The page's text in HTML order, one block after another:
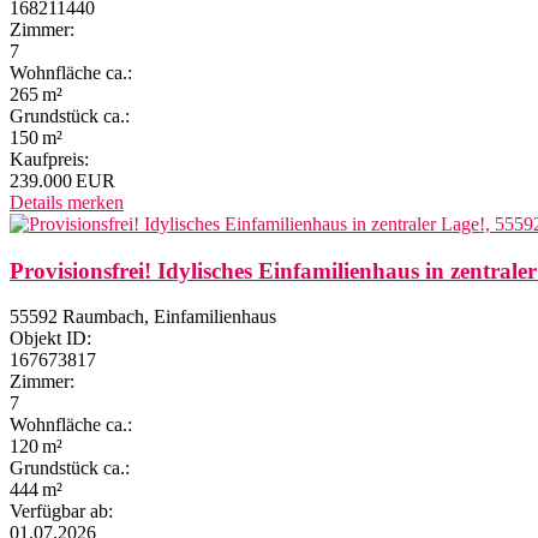
168211440
Zimmer:
7
Wohnfläche ca.:
265 m²
Grund­stück ca.:
150 m²
Kaufpreis:
239.000 EUR
Details merken
Provisionsfrei! Idylisches Einfamilienhaus in
55592 Raumbach, Einfamilienhaus
Objekt ID:
167673817
Zimmer:
7
Wohnfläche ca.:
120 m²
Grund­stück ca.:
444 m²
Verfügbar ab:
01.07.2026